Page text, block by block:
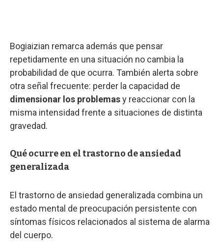
Bogiaizian remarca además que pensar
repetidamente en una situación no cambia la
probabilidad de que ocurra. También alerta sobre
otra señal frecuente: perder la capacidad de
dimensionar los problemasy reaccionar con la
misma intensidad frente a situaciones de distinta
gravedad.
Qué ocurre en el trastorno de ansiedad
generalizada
El trastorno de ansiedad generalizada combina un
estado mental de preocupación persistente con
síntomas físicos relacionados al sistema de alarma
del cuerpo.